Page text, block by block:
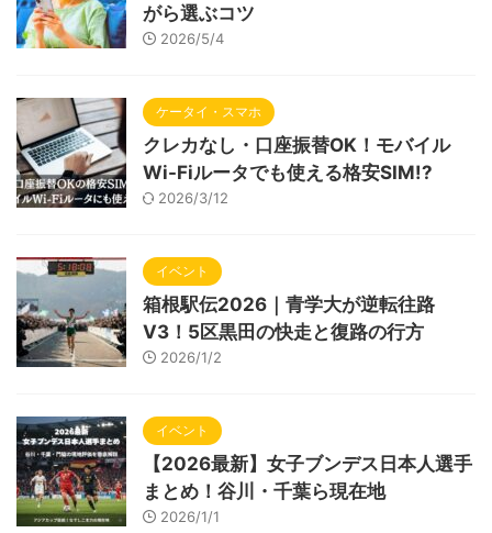
がら選ぶコツ
2026/5/4
ケータイ・スマホ
クレカなし・口座振替OK！モバイル
Wi-Fiルータでも使える格安SIM!?
2026/3/12
イベント
箱根駅伝2026｜青学大が逆転往路
V3！5区黒田の快走と復路の行方
2026/1/2
イベント
【2026最新】女子ブンデス日本人選手
まとめ！谷川・千葉ら現在地
2026/1/1